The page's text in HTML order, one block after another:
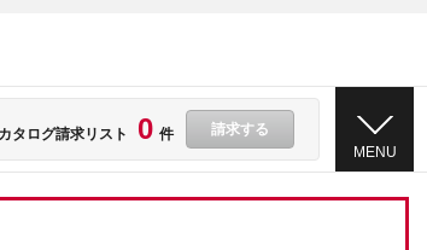
MENU
カタログ請求リスト 0 件 請求する